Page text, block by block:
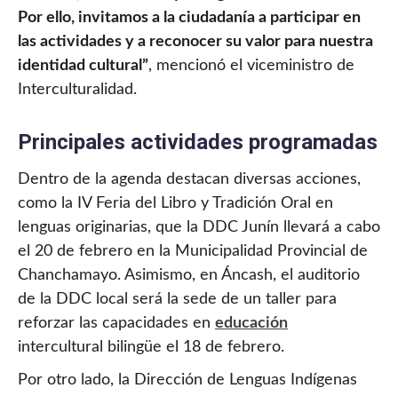
Por ello, invitamos a la ciudadanía a participar en
las actividades y a reconocer su valor para nuestra
identidad cultural”, mencionó el viceministro de
Interculturalidad.
Principales actividades programadas
Dentro de la agenda destacan diversas acciones,
como la IV Feria del Libro y Tradición Oral en
lenguas originarias, que la DDC Junín llevará a cabo
el 20 de febrero en la Municipalidad Provincial de
Chanchamayo. Asimismo, en Áncash, el auditorio
de la DDC local será la sede de un taller para
reforzar las capacidades en educación
intercultural bilingüe el 18 de febrero.
Por otro lado, la Dirección de Lenguas Indígenas